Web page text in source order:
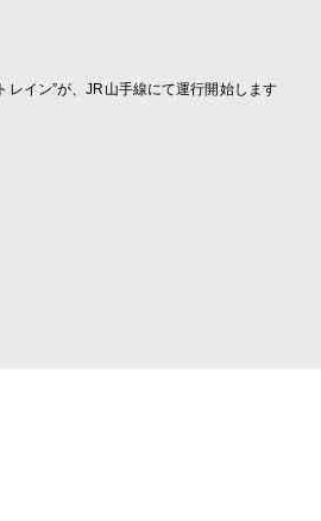
イン”が、JR山手線にて運行開始します